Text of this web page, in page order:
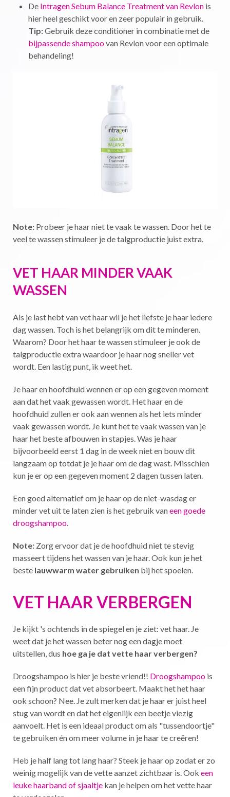
De Intragen Sebum Balance Treatment van Revlon is
hier heel geschikt voor en zeer populair in gebruik.
Tip:Gebruik deze conditioner in combinatie met de
bijpassende shampoovan Revlon voor een optimale
behandeling!
Note: Probeer je haar niet te vaak te wassen. Door het te
veel te wassen stimuleer je de talgproductie juist extra.
VET HAAR MINDER VAAK
WASSEN
Als je last hebt van vet haar wil je het liefste je haar iedere
dag wassen. Toch is het belangrijk om dit te minderen.
Waarom? Door het haar te wassen stimuleer je ook de
talgproductie extra waardoor je haar nog sneller vet
wordt. Een lastig punt, ik weet het.
Je haar en hoofdhuid wennen er op een gegeven moment
aan dat het vaak gewassen wordt. Het haar en de
hoofdhuid zullen er ook aan wennen als het iets minder
vaak gewassen wordt. Je kunt het te vaak wassen van je
haar het beste afbouwen in stapjes. Was je haar
bijvoorbeeld eerst 1 dag in de week niet en bouw dit
langzaam op totdat je je haar om de dag wast. Misschien
kun je er op een gegeven moment 2 dagen tussen laten.
Een goed alternatief om je haar op de niet-wasdag er
minder vet uit te laten zien is het gebruik vaneen goede
droogshampoo.
Note: Zorg ervoor dat je de hoofdhuid niet te stevig
masseert tijdens het wassen van je haar. Ook kun je het
beste lauwwarm water gebruiken bij het spoelen.
VET HAAR VERBERGEN
Je kijkt 's ochtends in de spiegel en je ziet: vet haar. Je
weet dat je het wassen beter nog een dagje moet
uitstellen, dus hoe ga je dat vette haar verbergen?
Droogshampoo is hier je beste vriend!! Droogshampoo is
een fijn product dat vet absorbeert. Maakt het het haar
ook schoon? Nee. Je zult merken dat je haar er juist heel
stug van wordt en dat het eigenlijk een beetje viezig
aanvoelt. Het is een ideaal product om als "tussendoortje"
te gebruiken én om meer volume in je haar te creëren!
Heb je half lang tot lang haar? Steek je haar op zodat er zo
weinig mogelijk van de vette aanzet zichtbaar is. Ook een
leuke haarband of sjaaltje kan je helpen om het vette haar